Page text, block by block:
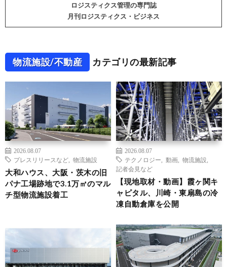
ロジスティクス管理の専門誌
月刊ロジスティクス・ビジネス
物流施設/不動産 カテゴリの最新記事
2026.08.07
プレスリリースなど
物流施設
大和ハウス、大阪・茨木の旧
パナ工場跡地で3.1万㎡のマル
チ型物流施設着工
2026.08.07
テクノロジー
動画 物流施設
記者会見など
【現地取材・動画】霞ヶ関キ
ャピタル、川崎・東扇島の冷
凍自動倉庫を公開